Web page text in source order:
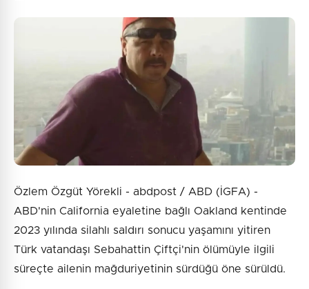
Özlem Özgüt Yörekli - abdpost / ABD (İGFA) -
ABD'nin California eyaletine bağlı Oakland kentinde
2023 yılında silahlı saldırı sonucu yaşamını yitiren
Türk vatandaşı Sebahattin Çiftçi'nin ölümüyle ilgili
süreçte ailenin mağduriyetinin sürdüğü öne sürüldü.